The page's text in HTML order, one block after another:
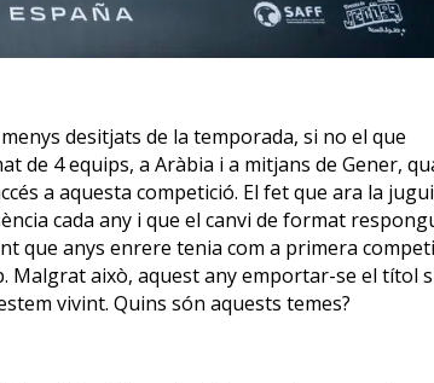
desitjats de la temporada, si no el que
de 4 equips, a Aràbia i a mitjans de Gener,
a aquesta competició. El fet que ara la
cada any i que el canvi de format
que anys enrere tenia com a primera
Malgrat això, aquest any emportar-se el títol
vivint. Quins són aquests temes?